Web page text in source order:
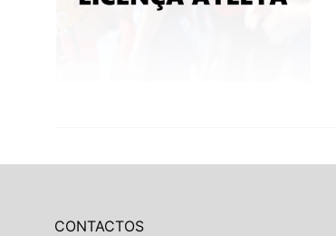
CONTACTOS